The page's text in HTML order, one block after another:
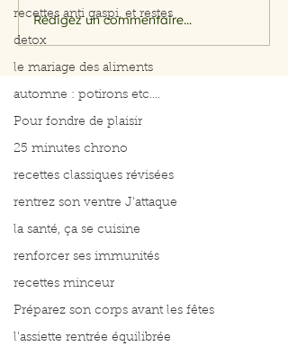
recettes anti gaspi, et restes
detox
le mariage des aliments
automne : potirons etc....
Pour fondre de plaisir
25 minutes chrono
recettes classiques révisées
rentrez son ventre J'attaque
la santé, ça se cuisine
renforcer ses immunités
recettes minceur
Préparez son corps avant les fêtes
l'assiette rentrée équilibrée
Menus du 3 au 7 août
2026
Rédigez un commentaire...